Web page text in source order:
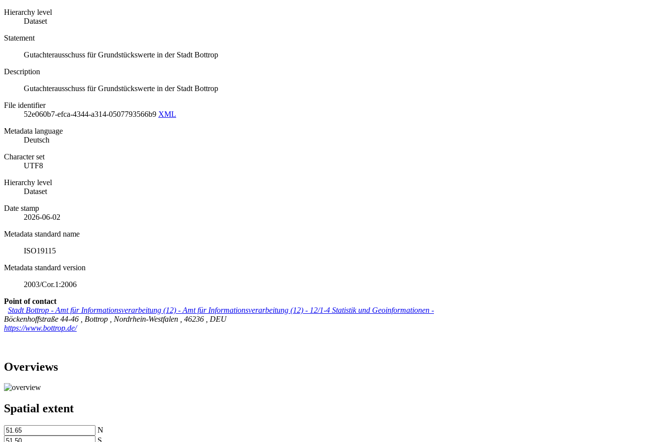
Hierarchy level
Dataset
Statement
Gutachterausschuss für Grundstückswerte in der Stadt Bottrop
Description
Gutachterausschuss für Grundstückswerte in der Stadt Bottrop
File identifier
52e060b7-efca-4344-a314-0507793566b9 XML
Metadata language
Deutsch
Character set
UTF8
Hierarchy level
Dataset
Date stamp
2026-06-02
Metadata standard name
ISO19115
Metadata standard version
2003/Cor.1:2006
Point of contact
Stadt Bottrop - Amt für Informationsverarbeitung (12) - Amt für Informationsverarbeitung (12) - 12/1-4 Statistik und Geoinformationen -
Böckenhoffstraße 44-46
Bottrop Nordrhein-Westfalen 46236
DEU
https://www.bottrop.de/
Overviews
Spatial extent
N